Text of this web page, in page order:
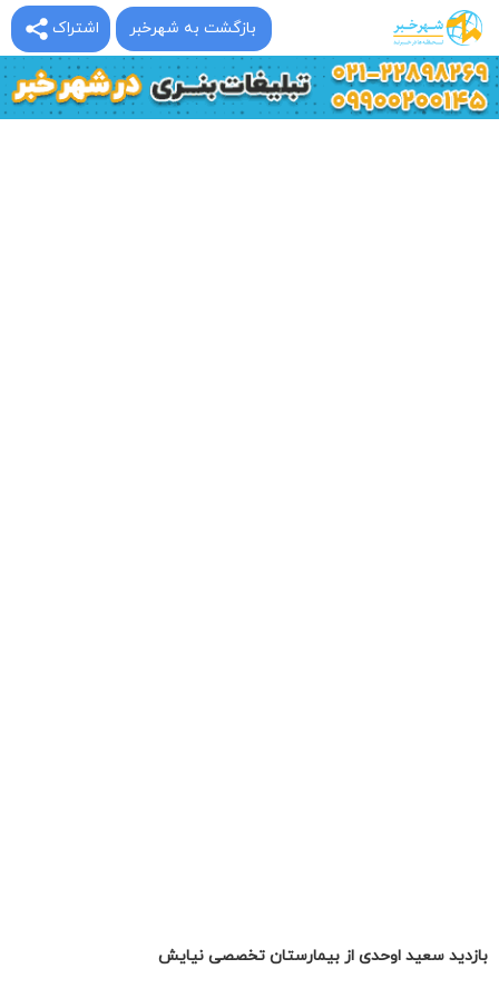
اشتراک بازگشت به شهرخبر
بازدید سعید اوحدی از بیمارستان تخصصی نیایش